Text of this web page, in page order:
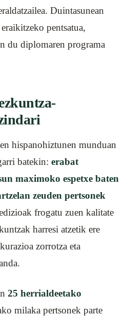
Duintasunean
pentsatua,
du diplomaren programa
hispanohiztunen munduan
batekin: erabat
maximoko espetxe baten
zeuden pertsonek
frogatu zuen kalitate
harresi atzetik ere
zorrotza eta
25 herrialdeetako
milaka pertsonek parte